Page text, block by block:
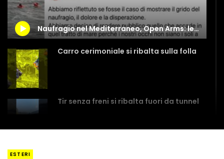
Naufragio nel Mediterraneo, Open Arms: le urla della mamma di Joseph per mostrarvi cosa accade
Carro cerimoniale si ribalta sulla folla
Tir senza freni si ribalta fuori da tunnel
ESTERI